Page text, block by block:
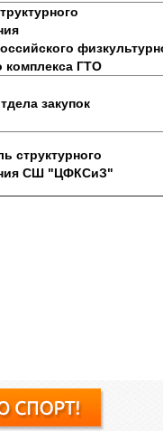
комплекса ГТО
закупок
структурного
СШ "ЦФКСиЗ"